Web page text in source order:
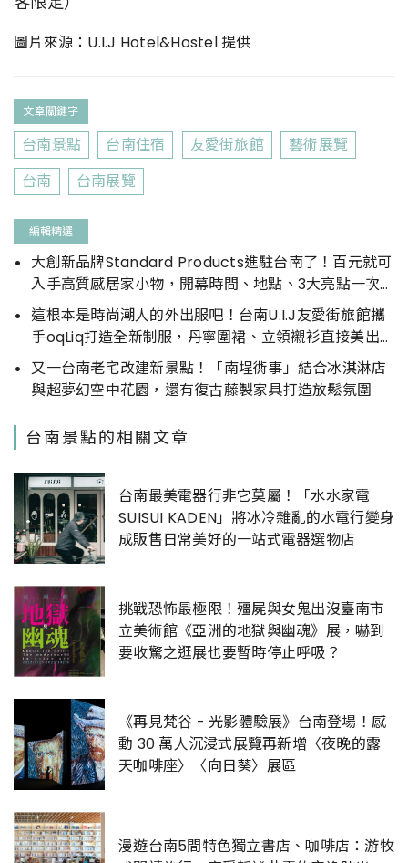
圖片來源：U.I.J Hotel&Hostel 提供
文章關鍵字
台南景點 台南住宿 友愛街旅館
藝術展覽
台南
台南展覽
編輯精選
大創新品牌Standard Products進駐台南了！百元就可
入手高質感居家小物，開幕時間、地點、3大亮點一次
看！
這根本是時尚潮人的外出服吧！台南U.I.J友愛街旅館攜
手oqLiq打造全新制服，丹寧圍裙、立領襯衫直接美出新
高度
又一台南老宅改建新景點！「南埕衖事」結合冰淇淋店
與超夢幻空中花園，還有復古藤製家具打造放鬆氛圍
台南景點的相關文章
台南最美電器行非它莫屬！「水水家電
SUISUI KADEN」將冰冷雜亂的水電行變身
成販售日常美好的一站式電器選物店
挑戰恐怖最極限！殭屍與女鬼出沒臺南市
立美術館《亞洲的地獄與幽魂》展，嚇到
要收驚之逛展也要暫時停止呼吸？
《再見梵谷 - 光影體驗展》台南登場！感
動 30 萬人沉浸式展覽再新增〈夜晚的露
天咖啡座〉〈向日葵〉展區
漫遊台南5間特色獨立書店、咖啡店：游牧